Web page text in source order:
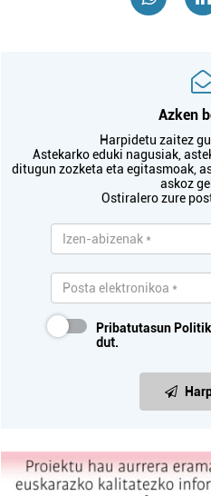
Azken
Harpidetu zaitez
Astekarko eduki nagusiak,
ditugun zozketa eta egitasmoak,
askoz
Ostiralero zure
Pribatutasun
dut.